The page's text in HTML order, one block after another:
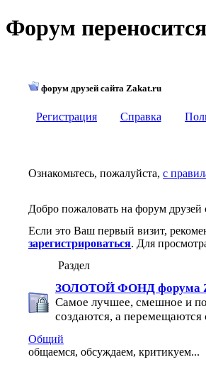
Форум
форум друзей сайта Zakat.ru
Регистрация Справка
Ознакомьтесь, пожалуйста, с
Добро пожаловать на форум друзей
Если это Ваш первый визит,
зарегистрироваться. Для
Раздел
ЗОЛОТОЙ ФОНД форума
Самое лучшее, смешное и
создаются, а перемещаются
Общий
общаемся, обсуждаем, критикуем...